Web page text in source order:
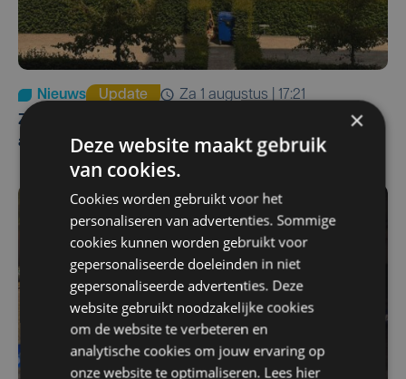
Nieuws Update
za 1 augustus | 17:21
Zwaar ongeval op E403 in Izegem: drie rijstroken
afgesloten
×
Deze website maakt gebruik
van cookies.
Cookies worden gebruikt voor het
personaliseren van advertenties. Sommige
cookies kunnen worden gebruikt voor
gepersonaliseerde doeleinden in niet
gepersonaliseerde advertenties. Deze
website gebruikt noodzakelijke cookies
om de website te verbeteren en
analytische cookies om jouw ervaring op
onze website te optimaliseren. Lees hier